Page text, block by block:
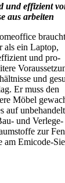
und effi­zi­ent
aus arbei­ten
braucht
als ein Lap­top,
und pro­
und
Er muss den
Möbel
auf
und Ver­le­ge­
zur
am Emi­code-